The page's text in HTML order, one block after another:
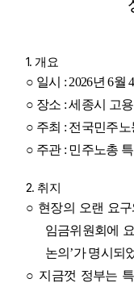
1. 개요
○ 일시 : 2026년6월4
○ 장소 :세종시 고
○ 주최 : 전국민주
○ 주관 : 민주노총
2. 취지
○ 현장의 오랜 요
임금위원회에
논의 ’가 명시되
○ 지금껏 정부는